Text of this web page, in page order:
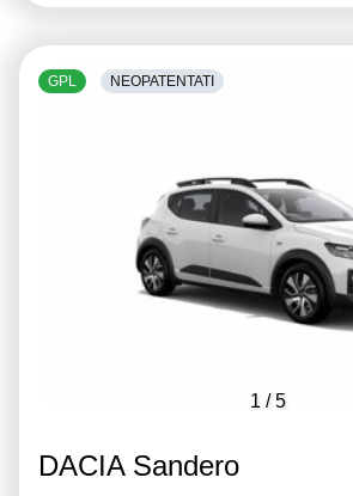
1 /5
GPL NEOPATENTATI
DACIA Sandero